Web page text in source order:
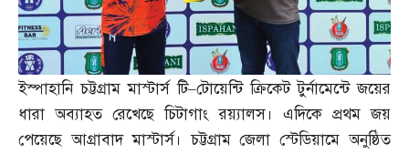
ইস্পাহানি চট্টগ্রাম মাস্টার্স টি–টোয়েন্টি ক্রিকেট টুর্নামেন্টে জয়ের
ধারা অব্যাহত রেখেছে চিটাগাং রয়্যালস। এদিকে প্রথম জয়
পেয়েছে আগ্রাবাদ মাস্টার্স। চট্টগ্রাম জেলা স্টেডিয়ামে অনুষ্ঠিত